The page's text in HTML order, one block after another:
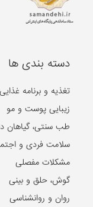
دسته بندی ها
تغذیه و برنامه غذایی
زیبایی پوست و مو
طب سنتی، گیاهان
سلامت فردی و
مشکلات مفصلی
گوش، حلق و بینی
روان و روانشناسی